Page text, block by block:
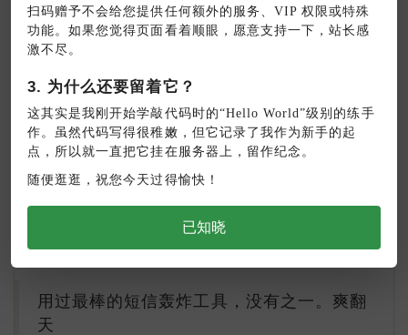
扫码赠予不会给您提供任何额外的服务、VIP 权限或特殊
功能。如果您觉得页面看着顺眼，愿意支持一下，站长感
激不尽。
3. 为什么还要留着它？
这其实是我刚开始学敲代码时的“Hello World”级别的练手
作。虽然代码写得很稚嫩，但它记录了我作为新手的起
点，所以就一直把它挂在服务器上，留作纪念。
随便逛逛，祝您今天过得愉快！
已知晓
6p,厉害了买了。房东把转租的押金退给我了
hack
这在线短信轰炸太好用了，别人想干我。现
用过最棒的短信轰炸工具，没有之一。爽翻
天